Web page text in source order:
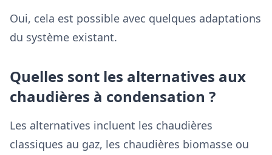
Oui, cela est possible avec quelques adaptations
du système existant.
Quelles sont les alternatives aux
chaudières à condensation ?
Les alternatives incluent les chaudières
classiques au gaz, les chaudières biomasse ou